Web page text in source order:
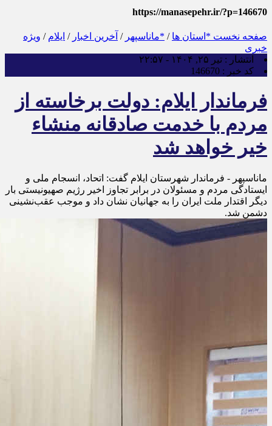
https://manasepehr.ir/?p=146670
صفحه نخست *استان ها / *ماناسپهر / آخرین اخبار / ایلام / ویژه
خبری
انتشار : تیر ۲۵, ۱۴۰۴ - ۲۲:۵۷
کد خبر : 146670
فرماندار ایلام: دولت برخاسته از
مردم با خدمت صادقانه منشاء
خیر خواهد شد
ماناسپهر - فرماندار شهرستان ایلام گفت: اتحاد، انسجام ملی و
ایستادگی مردم و مسئولان در برابر تجاوز اخیر رژیم صهیونیستی بار
دیگر اقتدار ملت ایران را به جهانیان نشان داد و موجب عقب‌نشینی
دشمن شد.